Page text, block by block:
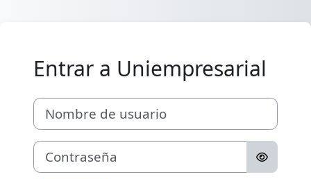
Entrar a Uniempresarial
Nombre de usuario
Contraseña